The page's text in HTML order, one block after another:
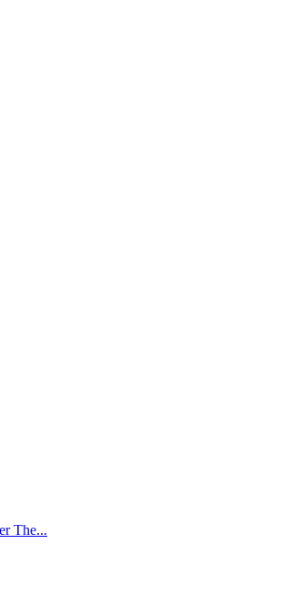
The...